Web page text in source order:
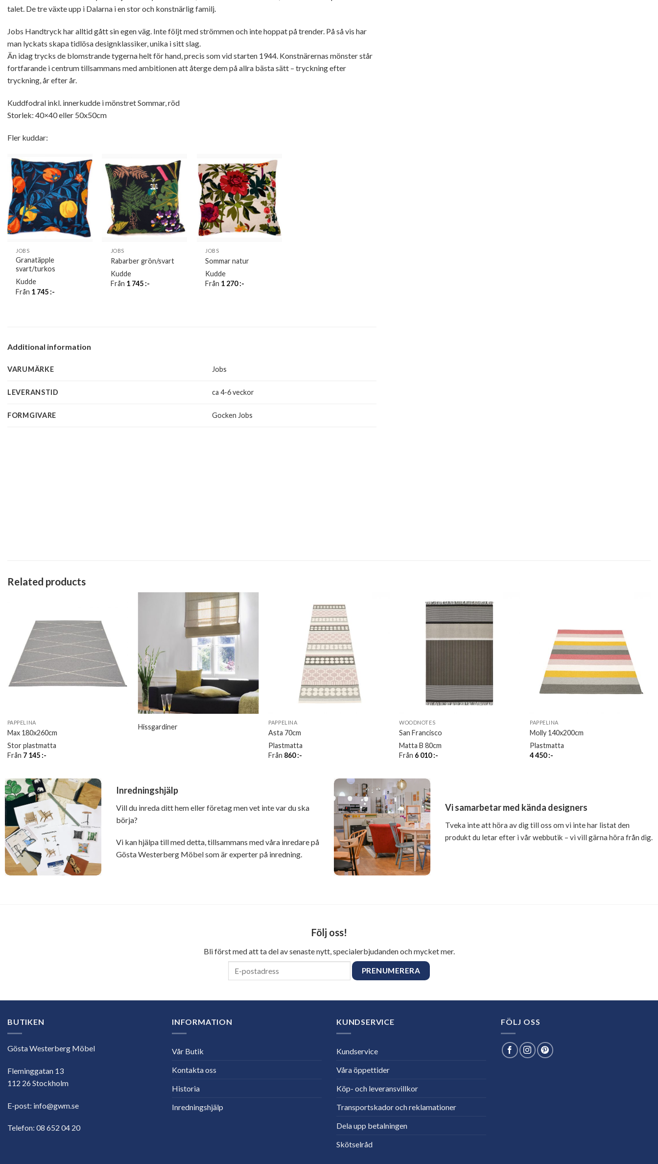
talet. De tre växte upp i Dalarna i en stor och konstnärlig familj.
Jobs Handtryck har alltid gått sin egen väg. Inte följt med strömmen och inte hoppat på trender. På så vis har
man lyckats skapa tidlösa designklassiker, unika i sitt slag.
Än idag trycks de blomstrande tygerna helt för hand, precis som vid starten 1944. Konstnärernas mönster står
fortfarande i centrum tillsammans med ambitionen att återge dem på allra bästa sätt – tryckning efter
tryckning, år efter år.
Kuddfodral inkl. innerkudde i mönstret Sommar, röd
Storlek: 40×40 eller 50x50cm
Fler kuddar:
JOBS
Granatäpple
svart/turkos
Kudde
Från 1 745 :-
JOBS
Rabarber grön/svart
Kudde
Från 1 745 :-
JOBS
Sommar natur
Kudde
Från 1 270:-
Additional information
VARUMÄRKE Jobs
LEVERANSTID ca 4-6 veckor
FORMGIVARE Gocken Jobs
Related products
PAPPELINA
Max 180x260cm
Stor plastmatta
Från 7 145 :-
Hissgardiner
PAPPELINA
Asta 70cm
Plastmatta
Från 860:-
WOODNOTES
San Francisco
Matta B 80cm
Från 6 010:-
PAPPELINA
Molly 140x200cm
Plastmatta
4 450:-
Inredningshjälp
Vill du inreda ditt hem eller företag men vet inte var du ska
börja?
Vi kan hjälpa till med detta, tillsammans med våra inredare på
Gösta Westerberg Möbel som är experter på inredning.
Vi samarbetar med kända designers
Tveka inte att höra av dig till oss om vi inte har listat den
produkt du letar efter i vår webbutik – vi vill gärna höra från dig.
Följ oss!
Bli först med att ta del av senaste nytt, specialerbjudanden och mycket mer.
BUTIKEN
Gösta Westerberg Möbel
Fleminggatan 13
112 26 Stockholm
E-post: info@gwm.se
Telefon: 08 652 04 20
INFORMATION
Vår Butik
Kontakta oss
Historia
Inredningshjälp
KUNDSERVICE
Kundservice
Våra öppettider
Köp- och leveransvillkor
Transportskador och reklamationer
Dela upp betalningen
Skötselråd
FÖLJ OSS